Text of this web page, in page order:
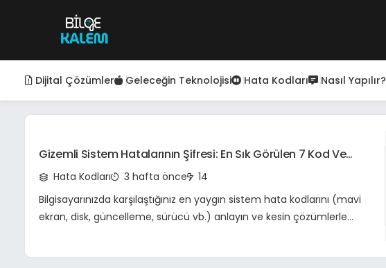
Dijital Çözümler Geleceğin Teknolojisi Hata Kodları Nasıl Yapılır?
Gizemli Sistem Hatalarının Şifresi: En Sık Görülen 7 Kod Ve
Kesin Çözümleri | Bilgisayar Sorunları Rehberi
Hata Kodları 3 hafta önce
14
Bilgisayarınızda karşılaştığınız en yaygın sistem hata kodlarını (mavi
ekran, disk, güncelleme, sürücü vb.) anlayın ve kesin çözümlerle